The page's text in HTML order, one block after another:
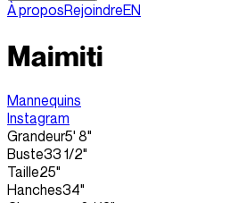
À proposRejoindreEN
Maimiti
Mannequins
Instagram
Grandeur5' 8"
Buste33 1/2"
Taille25"
Hanches34"